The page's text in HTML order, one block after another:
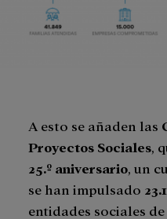
A esto se añaden las
Proyectos Sociales ,
25.º aniversario , un
se han impulsado
entidades sociales